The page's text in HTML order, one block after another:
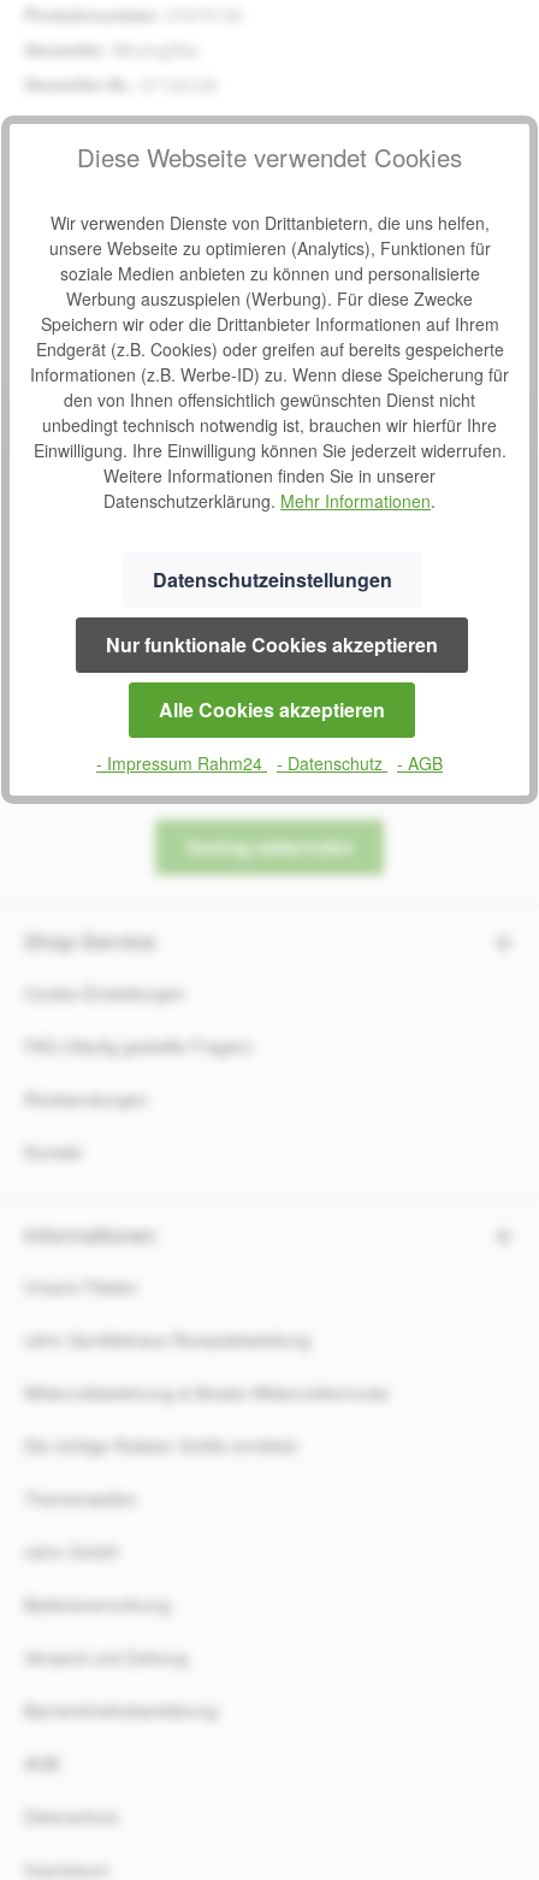
Produktnummer:
Beschreibung
handlich zusammenfalten und mit einem Gewicht von 21,3 kg
inklusive…Mehr
Bewertungen
0800 7238052
09:00 bis 16:00 Uhr
und Freitag 08:30 bis 14:00 Uhr
Oder über unserKontaktformular
Vertrag widerrufen
Shop-Service
Cookie-Einstellungen
FAQ (Häufig gestellte Fragen)
Rücksendungen
Kontakt
Informationen
Unsere Filialen
rahm Sanitätshaus Rezeptabwicklung
Widerrufsbelehrung & Muster-Widerrufsformular
Die richtige Rollator Größe ermitteln
Themenwelten
Batterieverordnung
Versand und Zahlung
Barrierefreiheitserklärung
Datenschutz
Impressum
Diese Webseite verwendet Cookies
Wir verwenden Dienste von Drittanbietern, die uns helfen,
unsere Webseite zu optimieren (Analytics), Funktionen für
soziale Medien anbieten zu können und personalisierte
Werbung auszuspielen (Werbung). Für diese Zwecke
Speichern wir oder die Drittanbieter Informationen auf Ihrem
Endgerät (z.B. Cookies) oder greifen auf bereits gespeicherte
Informationen (z.B. Werbe-ID) zu. Wenn diese Speicherung für
den von Ihnen offensichtlich gewünschten Dienst nicht
unbedingt technisch notwendig ist, brauchen wir hierfür Ihre
Einwilligung. Ihre Einwilligung können Sie jederzeit widerrufen.
Weitere Informationen finden Sie in unserer
Datenschutzerklärung. Mehr Informationen.
Datenschutzeinstellungen
Nur funktionale Cookies akzeptieren
Alle Cookies akzeptieren
- Impressum Rahm24 - Datenschutz - AGB